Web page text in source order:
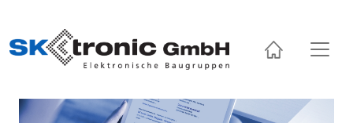
content